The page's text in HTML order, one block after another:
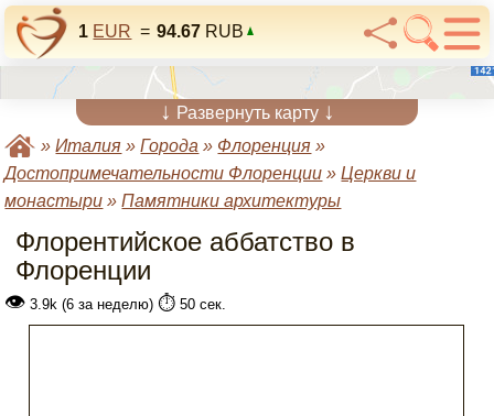
1 EUR = 94.67 RUB
↓ Развернуть карту ↓
»Италия »Города » Флоренция »
Достопримечательности Флоренции »Церкви и
монастыри »Памятники архитектуры
Флорентийское аббатство в
Флоренции
👁 3.9k (6 за неделю) ⏱️ 50 сек.